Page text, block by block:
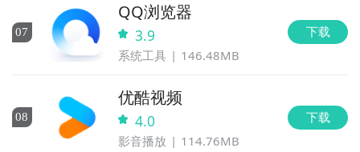
07
QQ浏览器
3.9
系统工具 146.48MB
下载
08
优酷视频
4.0
影音播放 114.76MB
下载